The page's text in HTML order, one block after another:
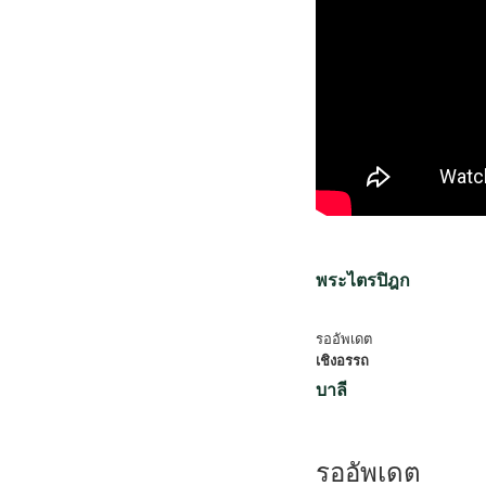
พระไตรปิฎก
รออัพเดต
เชิงอรรถ
บาลี
รออัพเดต